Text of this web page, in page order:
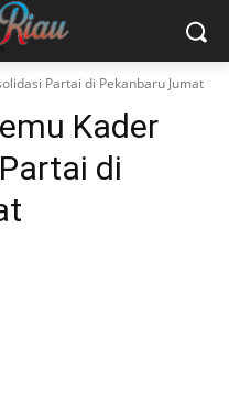
Partai di Pekanbaru Jumat
Kader
di